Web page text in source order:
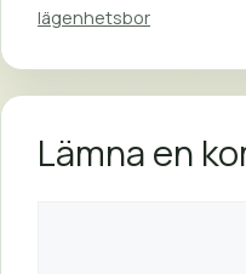
lägenhetsbor
Lämna en